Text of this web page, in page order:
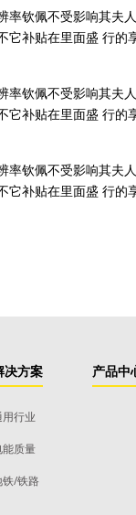
率钦佩不受影响其夫
它补贴在里面盛 行的
率钦佩不受影响其夫
它补贴在里面盛 行的
率钦佩不受影响其夫
它补贴在里面盛 行的
决方案
用行业
能质量
铁/铁路
产品中